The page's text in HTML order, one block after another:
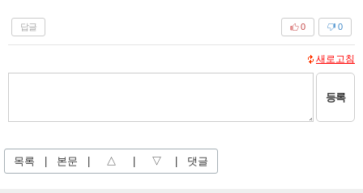
답글 0
0
새로고침
등록
목록 | 본문 | △ | ▽ | 댓글